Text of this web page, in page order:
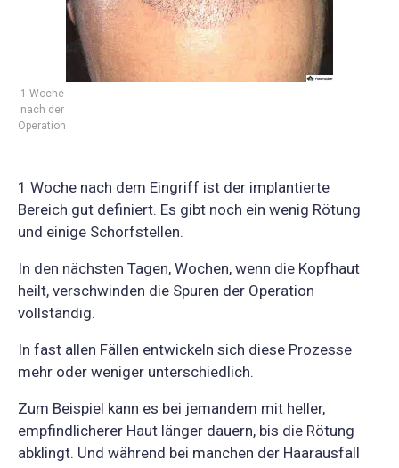
1 Woche
nach der
Operation
1 Woche nach dem Eingriff ist der implantierte
Bereich gut definiert. Es gibt noch ein wenig Rötung
und einige Schorfstellen.
In den nächsten Tagen, Wochen, wenn die Kopfhaut
heilt, verschwinden die Spuren der Operation
vollständig.
In fast allen Fällen entwickeln sich diese Prozesse
mehr oder weniger unterschiedlich.
Zum Beispiel kann es bei jemandem mit heller,
empfindlicherer Haut länger dauern, bis die Rötung
abklingt. Und während bei manchen der Haarausfall